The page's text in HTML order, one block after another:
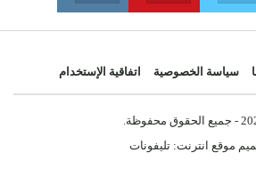
سياسة الخصوصية اتفاقية الإستخدام
موقع انترنت: تليفونات